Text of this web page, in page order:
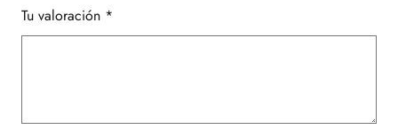
Tu valoración *